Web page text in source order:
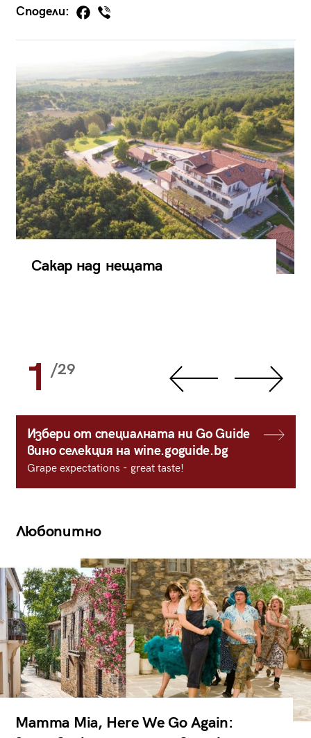
Сподели:
Сакар над нещата
1 /29
Избери от специалната ни Go Guide
вино селекция на wine.goguide.bg
Grape expectations - great taste!
Любопитно
Mamma Mia, Here We Go Again: